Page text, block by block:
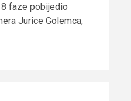
faze pobijedio
Jurice Golemca,